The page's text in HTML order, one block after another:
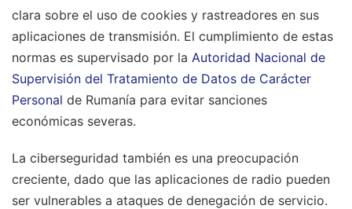
clara sobre el uso de cookies y rastreadores en sus
aplicaciones de transmisión. El cumplimiento de estas
normas es supervisado por la Autoridad Nacional de
Supervisión del Tratamiento de Datos de Carácter
Personal de Rumanía para evitar sanciones
económicas severas.
La ciberseguridad también es una preocupación
creciente, dado que las aplicaciones de radio pueden
ser vulnerables a ataques de denegación de servicio.